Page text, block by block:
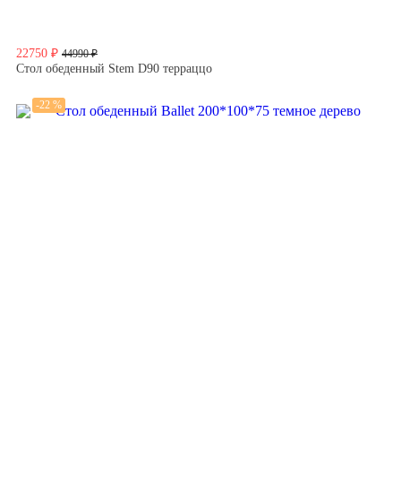
22750 ₽ 44990 ₽
Стол обеденный Stem D90 терраццо
-22 %